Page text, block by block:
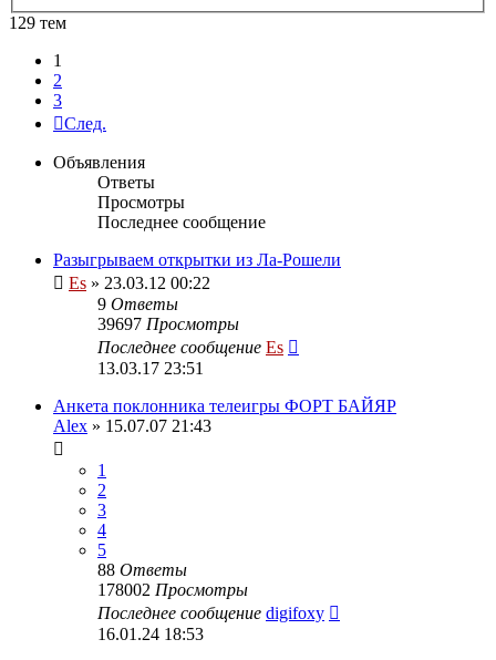
129 тем
1
2
3
След.
Объявления
Ответы
Просмотры
Последнее сообщение
Разыгрываем открытки из Ла-Рошели
Es » 23.03.12 00:22
9 Ответы
39697 Просмотры
Последнее сообщение Es
13.03.17 23:51
Анкета поклонника телеигры ФОРТ БАЙЯР
Alex » 15.07.07 21:43
1
2
3
4
5
88 Ответы
178002 Просмотры
Последнее сообщение digifoxy
16.01.24 18:53